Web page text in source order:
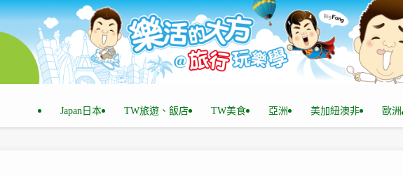
Japan日本 TW旅遊、飯店 TW美食 亞洲 美加紐澳非 歐洲